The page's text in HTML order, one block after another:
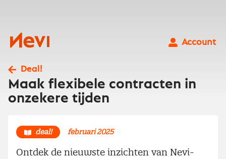
Nevi
Account
Deal!
Maak flexibele contracten in
onzekere tijden
deal! februari 2025
Ontdek de nieuwste inzichten van Nevi-